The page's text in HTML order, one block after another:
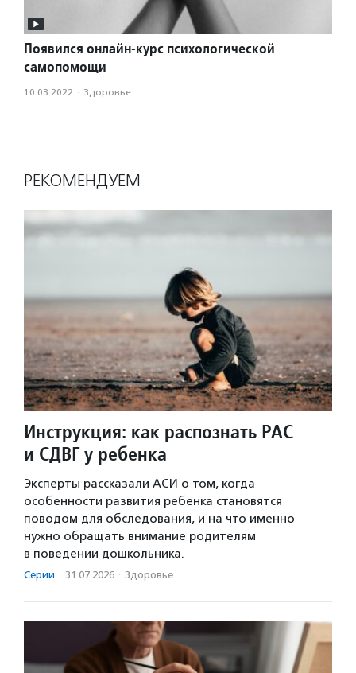
Появился онлайн-курс психологической
самопомощи
10.03.2022 · Здоровье
РЕКОМЕНДУЕМ
Инструкция: как распознать РАС
и СДВГ у ребенка
Эксперты рассказали АСИ о том, когда
особенности развития ребенка становятся
поводом для обследования, и на что именно
нужно обращать внимание родителям
в поведении дошкольника.
Серии · 31.07.2026 · Здоровье